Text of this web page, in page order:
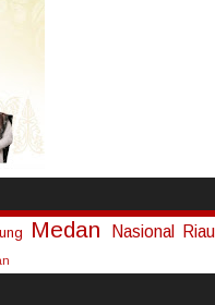
Medan Nasional Riau